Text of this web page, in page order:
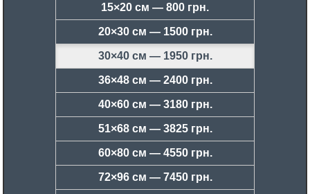
15×20 см — 800 грн.
20×30 см — 1500 грн.
30×40 см — 1950 грн.
36×48 см — 2400 грн.
40×60 см — 3180 грн.
51×68 см — 3825 грн.
60×80 см — 4550 грн.
72×96 см — 7450 грн.